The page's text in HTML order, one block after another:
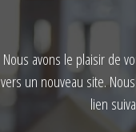
Nous avons le plaisir de
vers un nouveau site.
lien